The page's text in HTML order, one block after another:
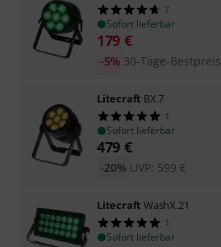
7
Sofort lieferbar
179 €
30-Tage-Bestpreis
-5%
Litecraft BX.7
1
Sofort lieferbar
479 €
UVP: 599 €
-20%
Litecraft WashX.21
1
Sofort lieferbar